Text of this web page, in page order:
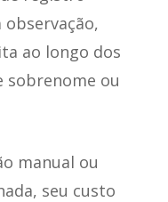
observação,
ao longo dos
sobrenome ou
manual ou
, seu custo